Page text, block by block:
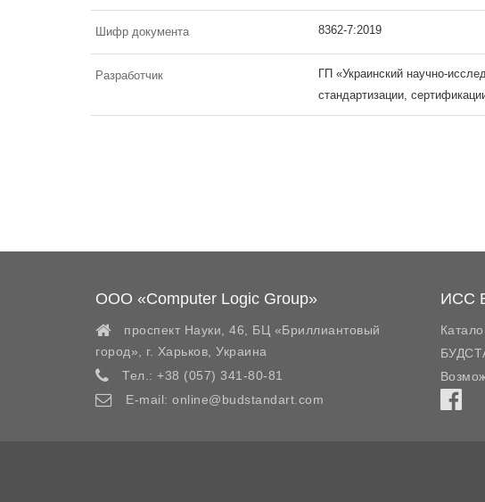
Шифр документа 8362-7:2019
Разработчик
ГП «Украинский научно-
стандартизации,
ООО «Computer Logic Group»
проспект Науки, 46, БЦ «Бриллиантовый
город»,
г. Харьков Украина
Тел.: +38 (057) 341-80-81
E-mail: online@budstandart.com
ИСС